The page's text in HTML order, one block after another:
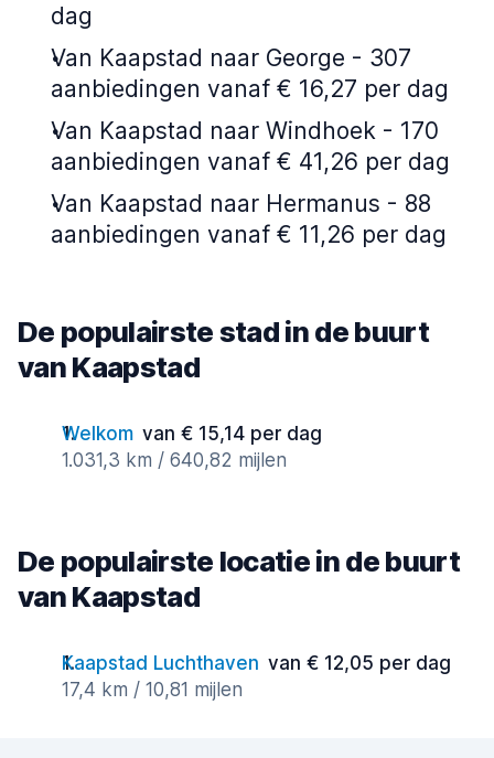
dag
Van Kaapstad naar George - 307
aanbiedingen vanaf € 16,27 per dag
Van Kaapstad naar Windhoek - 170
aanbiedingen vanaf € 41,26 per dag
Van Kaapstad naar Hermanus - 88
aanbiedingen vanaf € 11,26 per dag
De populairste stad in de buurt
van Kaapstad
Welkom van € 15,14 per dag
1.031,3 km / 640,82 mijlen
De populairste locatie in de buurt
van Kaapstad
Kaapstad Luchthaven van € 12,05 per dag
17,4 km / 10,81 mijlen